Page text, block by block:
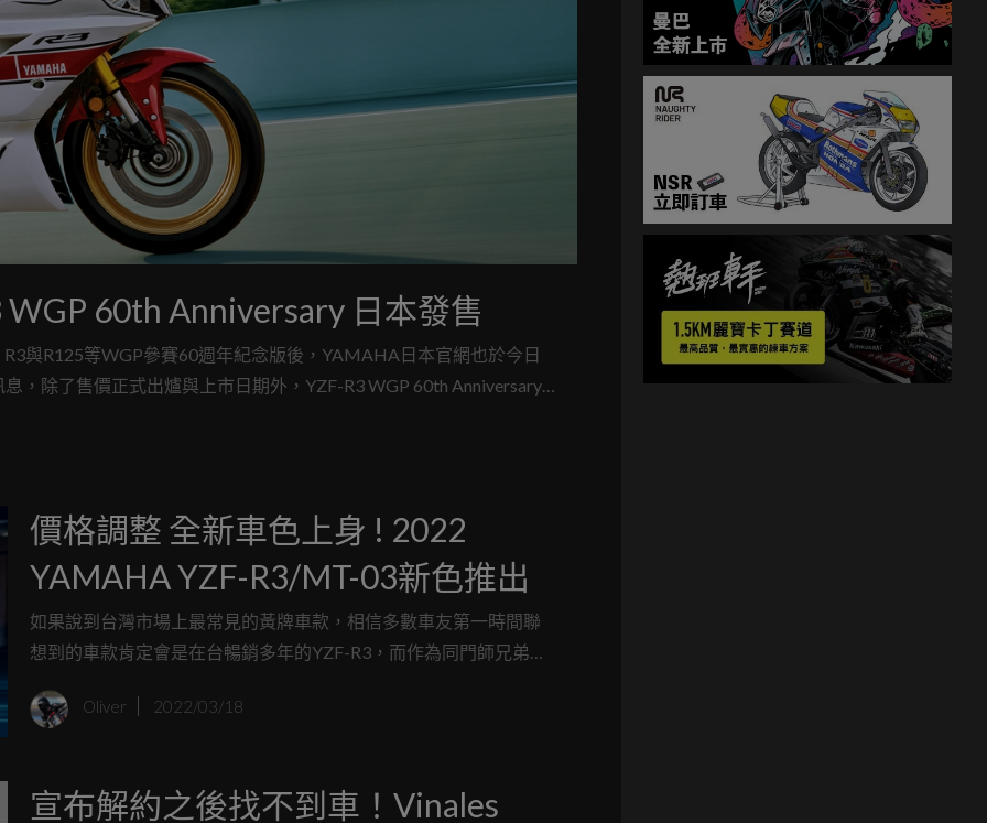
60th Anniversary 日本發售
與R125等WGP參賽60週年紀念版後，YAMAHA日本官網也於今日
，除了售價正式出爐與上市日期外，YZF-R3 WGP 60th Anniversary
價格調整 全新車色上身 ! 2022
YAMAHA YZF-R3/MT-03新色推出
如果說到台灣市場上最常見的黃牌車款，相信多數車友第一時間聯
想到的車款肯定會是在台暢銷多年的YZF-R3，而作為同門師兄弟，
於此同時，今天台灣山葉也在官網為大家帶來了這兩輛輕檔雙雄的
Oliver 2022/03/18
宣布解約之後找不到車！Vinales